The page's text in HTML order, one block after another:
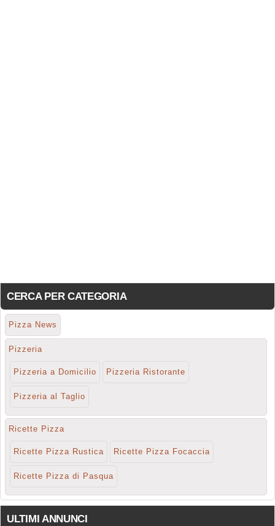
CERCA PER CATEGORIA
Pizza News
Pizzeria
Pizzeria a Domicilio Pizzeria Ristorante
Pizzeria al Taglio
Ricette Pizza
Ricette Pizza Rustica Ricette Pizza Focaccia
Ricette Pizza di Pasqua
ULTIMI ANNUNCI